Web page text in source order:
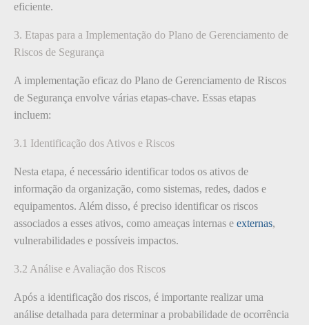
eficiente.
3. Etapas para a Implementação do Plano de Gerenciamento de
Riscos de Segurança
A implementação eficaz do Plano de Gerenciamento de Riscos
de Segurança envolve várias etapas-chave. Essas etapas
incluem:
3.1 Identificação dos Ativos e Riscos
Nesta etapa, é necessário identificar todos os ativos de
informação da organização, como sistemas, redes, dados e
equipamentos. Além disso, é preciso identificar os riscos
associados a esses ativos, como ameaças internas e externas,
vulnerabilidades e possíveis impactos.
3.2 Análise e Avaliação dos Riscos
Após a identificação dos riscos, é importante realizar uma
análise detalhada para determinar a probabilidade de ocorrência